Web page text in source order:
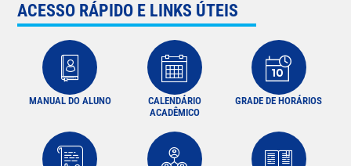
ACESSO RÁPIDO E LINKS ÚTEIS
MANUAL DO ALUNO
CALENDÁRIO
ACADÊMICO
GRADE DE HORÁRIOS